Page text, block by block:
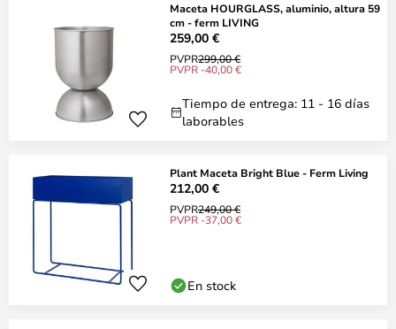
Maceta HOURGLASS, aluminio, altura 59
cm - ferm LIVING
259,00 €
PVPR299,00 €
PVPR -40,00 €
Tiempo de entrega: 11 - 16 días
laborables
Plant Maceta Bright Blue - Ferm Living
212,00 €
PVPR249,00 €
PVPR -37,00 €
En stock